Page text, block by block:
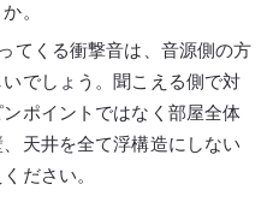
。
てくる衝撃音は、音源側の方
でしょう。聞こえる側で対
ポイントではなく部屋全体
天井を全て浮構造にしない
ださい。